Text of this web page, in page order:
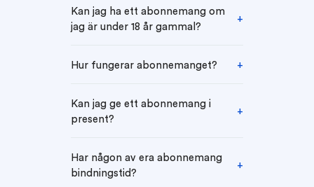
Kan jag ha ett abonnemang om
jag är under 18 år gammal?
Hur fungerar abonnemanget?
Kan jag ge ett abonnemang i
present?
Har någon av era abonnemang
bindningstid?